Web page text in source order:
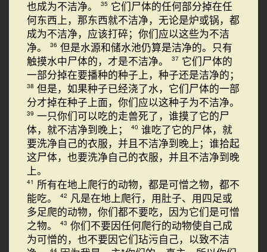
也成为不洁净。
35 它们尸体的任何部分掉在任
何东西上，那东西就不洁净，无论是炉或锅，都
成为不洁净，应该打碎；你们应以这些为不洁
净。
36 但是水源和储水池仍算是洁净的。只有
触摸水中尸体的，才是不洁净。
37 它们尸体的
一部分掉在要播种的种子上，种子还是洁净的；
38 但是，如果种子已经浇了水，它们尸体的一部
分才掉在种子上面，你们应以这种子为不洁净。
39 一只你们可以吃的走兽死了，谁摸了它的尸
体，就不洁净到晚上；
40 谁吃了它的尸体，就
要洗净自己的衣服，并且不洁净到晚上；谁拾起
这尸体，也要洗净自己的衣服，并且不洁净到晚
上。
41 所有在地上爬行的动物，都是可憎之物，都不
能吃。
42 凡是在地上爬行，用肚子、用四足或
多足爬的动物，你们都不要吃，因为它们是可憎
之物。
43 你们不要因任何爬行的动物使自己成
为可憎的，也不要因它们玷污自己，以致不洁
44